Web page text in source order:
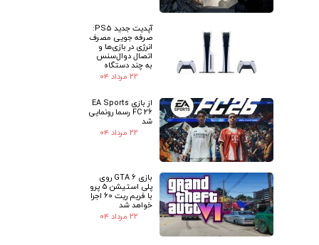
آپدیت جدید PS5:
صرفه جویی مصرف
انرژی در بازی‌ها و
اتصال دوال‌سنس
به چند دستگاه
۲۲ مرداد ۰۴
از بازی EA Sports
FC 26 رسما رونمایی
شد
۲۲ مرداد ۰۴
بازی GTA 6 روی
پلی استیشن 5 پرو
با فریم ریت 60 اجرا
خواهد شد
۲۲ مرداد ۰۴